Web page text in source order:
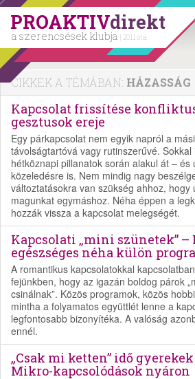
PROAKTIVdirekt
a szerencsések klubja | 2011 óta
CIKKEK A TÉMÁBAN: HÁZASSÁG
Kapcsolat frissítése
gesztusok ereje
Egy párkapcsolat nem egyik napról a
távolságtartóvá vagy rutinszerűvé. Sokkal
hétköznapi pillanatok során alakul át – és
közeledésre is. Nem mindig nagy
változtatásokra van szükség ahhoz, hogy
magunkat egymáshoz. Néha éppen a
hozzák vissza a kapcsolat melegségét.
Kapcsolati „mini szünetek”
egészséges néha külön
A romantikus kapcsolatokkal
fejünkben, hogy az igazán boldog párok
csinálnak”. Közös programok, közös
mintha a folyamatos együttlét lenne a
legfontosabb bizonyítéka. A valóság
ennél.
„Csak mi ketten” idő
Mikro-kapcsolódások nyáron